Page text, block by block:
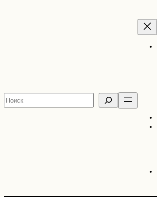
Поиск